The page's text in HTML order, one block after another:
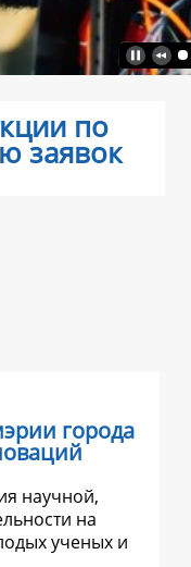
по
заявок
города
научной,
на
ученых и